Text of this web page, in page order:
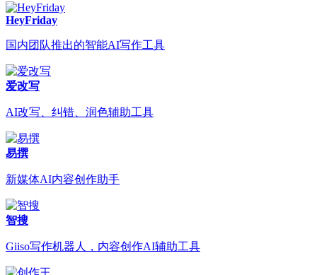
HeyFriday
国内团队推出的智能AI写作工具
爱改写
AI改写、纠错、润色辅助工具
易撰
新媒体AI内容创作助手
智搜
Giiso写作机器人，内容创作AI辅助工具